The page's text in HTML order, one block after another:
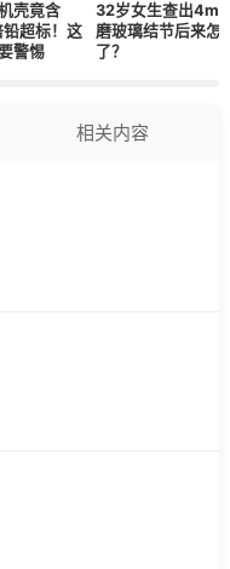
壳竟含
超标！这
警惕
32岁女生查出4mm
磨玻璃结节后来怎样
了？
相关内容